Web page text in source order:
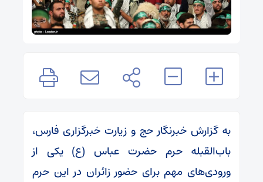
به گزارش خبرنگار حج و زیارت خبرگزاری فارس،
باب‌القبله حرم حضرت عباس (ع) یکی از
ورودی‌های مهم برای حضور زائران در این حرم